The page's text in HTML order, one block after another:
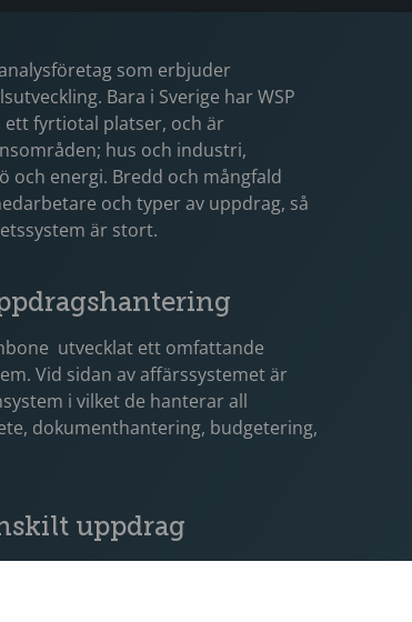
som erbjuder
Bara i Sverige har WSP
fyrtiotal platser, och är
hus och industri,
energi. Bredd och mångfald
och typer av uppdrag, så
är stort.
utvecklat ett omfattande
Vid sidan av affärssystemet är
i vilket de hanterar all
dokumenthantering, budgetering,
uppdrag